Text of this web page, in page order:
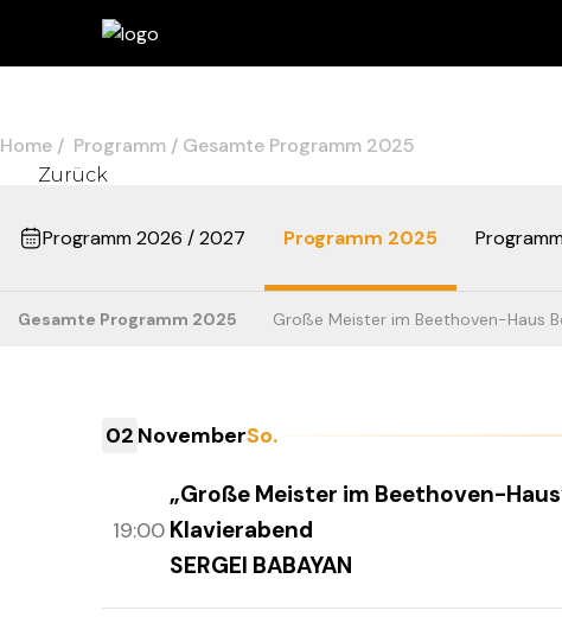
Home Programm Gesamte Programm 2025
Zurück
Programm 2026 / 2027 Programm 2025
Gesamte Programm 2025 Große Meister im Beethoven-Haus
02 NovemberSo.
19:00
„Große Meister im Beethoven-
Klavierabend
SERGEI BABAYAN